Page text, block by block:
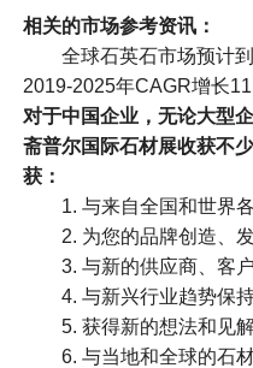
相关的市场参考资讯：
全球石英石市场预计到
2019-2025年CAGR增长
对于中国企业，无论大型
斋普尔国际石材展收获不
获：
1. 与来自全国和世界各
2. 为您的品牌创造、发
3. 与新的供应商、客户
4. 与新兴行业趋势保持
5. 获得新的想法和见解
6. 与当地和全球的石材